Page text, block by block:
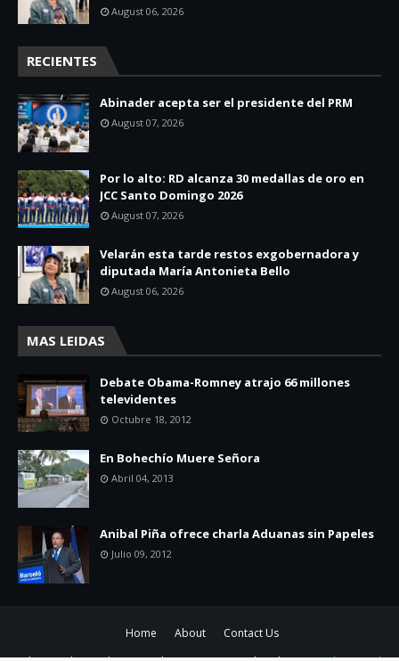
August 06, 2026
RECIENTES
Abinader acepta ser el presidente del PRM
August 07, 2026
Por lo alto: RD alcanza 30 medallas de oro en
JCC Santo Domingo 2026
August 07, 2026
Velarán esta tarde restos exgobernadora y
diputada María Antonieta Bello
August 06, 2026
MAS LEIDAS
Debate Obama-Romney atrajo 66 millones
televidentes
Octubre 18, 2012
En Bohechío Muere Señora
Abril 04, 2013
Anibal Piña ofrece charla Aduanas sin Papeles
Julio 09, 2012
Home About
Contact Us